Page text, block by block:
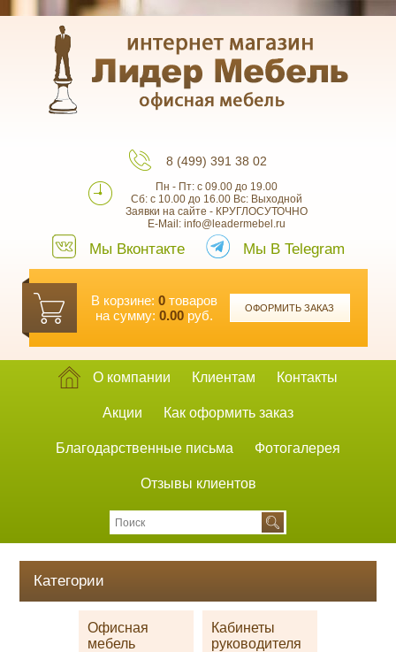
8 (499) 391 38 02
Пн - Пт: с 09.00 до 19.00
Сб: с 10.00 до 16.00 Вс: Выходной
Заявки на сайте - КРУГЛОСУТОЧНО
E-Mail: info@leadermebel.ru
Мы Вконтакте Мы В Telegram
В корзине: 0товаров
на сумму: 0.00 руб. ОФОРМИТЬ ЗАКАЗ
О компании Клиентам Контакты
Акции Как оформить заказ
Благодарственные письма Фотогалерея
Отзывы клиентов
Категории
Офисная
мебель
Кабинеты
руководителя